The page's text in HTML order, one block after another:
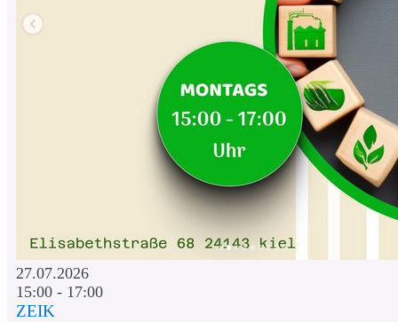
27.07.2026
15:00 - 17:00
ZEIK